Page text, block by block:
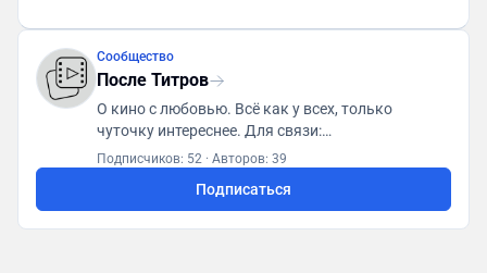
Сообщество
После Титров
О кино с любовью. Всё как у всех, только
чуточку интереснее. Для связи:
posletitrov@yandex.ru
Подписчиков: 52 · Авторов: 39
Подписаться